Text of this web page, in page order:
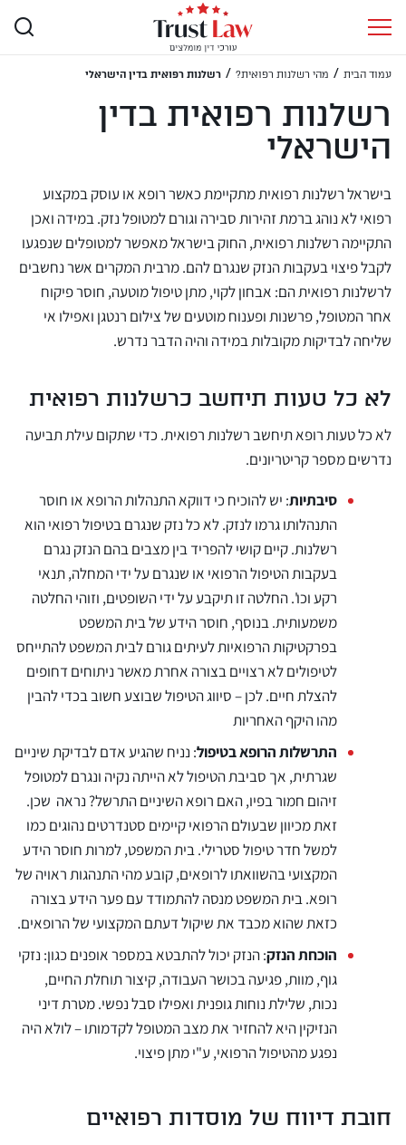
עמוד הבית / מהי רשלנות רפואית? / רשלנות רפואית בדין הישראלי
רשלנות רפואית בדין
הישראלי
בישראל רשלנות רפואית מתקיימת כאשר רופא או עוסק במקצוע
רפואי לא נוהג ברמת זהירות סבירה וגורם למטופל נזק. במידה ואכן
התקיימה רשלנות רפואית, החוק בישראל מאפשר למטופלים שנפגעו
לקבל פיצוי בעקבות הנזק שנגרם להם. מרבית המקרים אשר נחשבים
לרשלנות רפואית הם: אבחון לקוי, מתן טיפול מוטעה, חוסר פיקוח
אחר המטופל, פרשנות ופענוח מוטעים של צילום רנטגן ואפילו אי
שליחה לבדיקות מקובלות במידה והיה הדבר נדרש.
לא כל טעות תיחשב כרשלנות רפואית
לא כל טעות רופא תיחשב רשלנות רפואית. כדי שתקום עילת תביעה
נדרשים מספר קריטריונים.
סיבתיות: יש להוכיח כי דווקא התנהלות הרופא או חוסר
התנהלותו גרמו לנזק. לא כל נזק שנגרם בטיפול רפואי הוא
רשלנות. קיים קושי להפריד בין מצבים בהם הנזק נגרם
בעקבות הטיפול הרפואי או שנגרם על ידי המחלה, תנאי
רקע וכו'. החלטה זו תיקבע על ידי השופטים, וזוהי החלטה
משמעותית. בנוסף, חוסר הידע של בית המשפט
בפרקטיקות הרפואיות לעיתים גורם לבית המשפט להתייחס
לטיפולים לא רצויים בצורה אחרת מאשר ניתוחים דחופים
להצלת חיים. לכן – סיווג הטיפול שבוצע חשוב בכדי להבין
מהו היקף האחריות
התרשלות הרופא בטיפול: נניח שהגיע אדם לבדיקת שיניים
שגרתית, אך סביבת הטיפול לא הייתה נקיה ונגרם למטופל
זיהום חמור בפיו, האם רופא השיניים התרשל? נראה שכן.
זאת מכיוון שבעולם הרפואי קיימים סטנדרטים נהוגים כמו
למשל חדר טיפול סטרילי. בית המשפט, למרות חוסר הידע
המקצועי בהשוואתו לרופאים, קובע מהי התנהגות ראויה של
רופא. בית המשפט מנסה להתמודד עם פער הידע בצורה
כזאת שהוא מכבד את שיקול דעתם המקצועי של הרופאים.
הוכחת הנזק: הנזק יכול להתבטא במספר אופנים כגון: נזקי
גוף, מוות, פגיעה בכושר העבודה, קיצור תוחלת החיים,
נכות, שלילת נוחות גופנית ואפילו סבל נפשי. מטרת דיני
הנזיקין היא להחזיר את מצב המטופל לקדמותו – לולא היה
נפגע מהטיפול הרפואי, ע"י מתן פיצוי.
חובת דיווח של מוסדות רפואיים